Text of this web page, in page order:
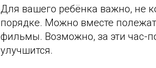
Для вашего ребёнка важно, не
порядке. Можно вместе
фильмы. Возможно, за эти час-
улучшится.